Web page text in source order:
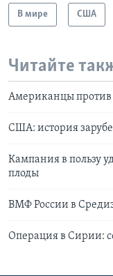
В мире США
Читайте
Американцы против
США: история
Кампания в пользу
плоды
ВМФ России в
Операция в Сирии: